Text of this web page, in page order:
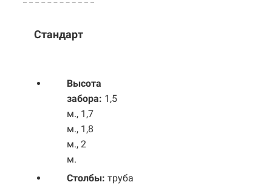
Стандарт
Высота
забора: 1,5
м., 1,7
м., 1,8
м., 2
м.
Столбы: труба